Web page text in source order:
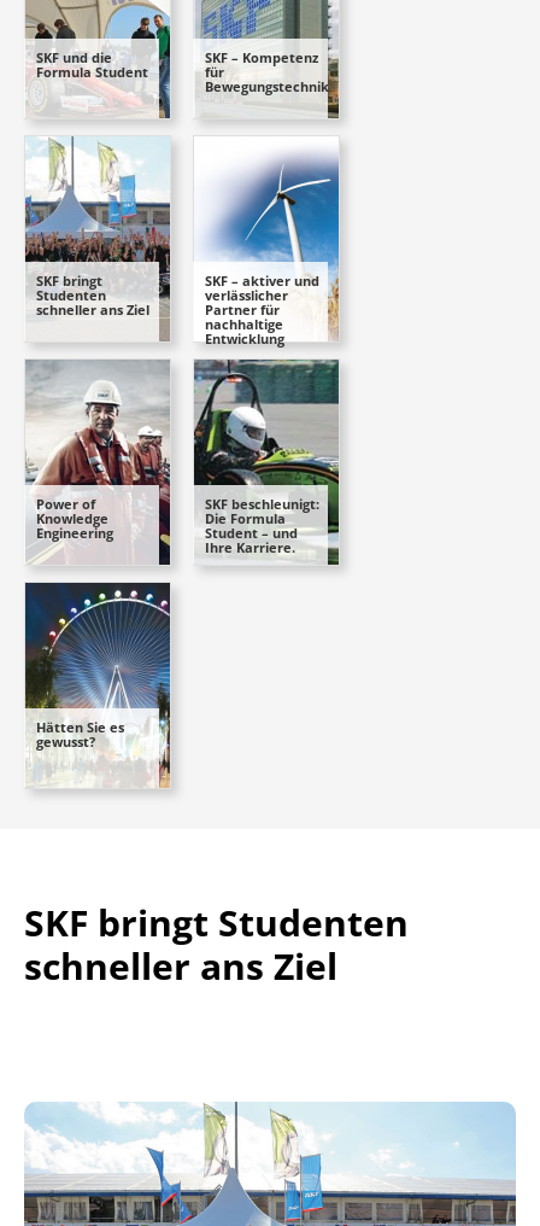
SKF und die
Formula Student
SKF – Kompetenz
für
Bewegungstechnik
SKF bringt
Studenten
schneller ans Ziel
SKF – aktiver und
verlässlicher
Partner für
nachhaltige
Entwicklung
Power of
Knowledge
Engineering
SKF beschleunigt:
Die Formula
Student – und
Ihre Karriere.
Hätten Sie es
gewusst?
SKF bringt Studenten
schneller ans Ziel